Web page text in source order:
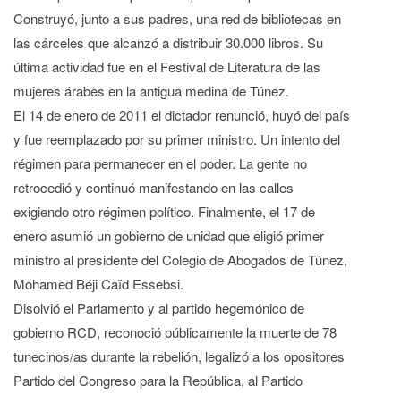
Construyó, junto a sus padres, una red de bibliotecas en
las cárceles que alcanzó a distribuir 30.000 libros. Su
última actividad fue en el Festival de Literatura de las
mujeres árabes en la antigua medina de Túnez.
El 14 de enero de 2011 el dictador renunció, huyó del país
y fue reemplazado por su primer ministro. Un intento del
régimen para permanecer en el poder. La gente no
retrocedió y continuó manifestando en las calles
exigiendo otro régimen político. Finalmente, el 17 de
enero asumió un gobierno de unidad que eligió primer
ministro al presidente del Colegio de Abogados de Túnez,
Mohamed Béji Caïd Essebsi.
Disolvió el Parlamento y al partido hegemónico de
gobierno RCD, reconoció públicamente la muerte de 78
tunecinos/as durante la rebelión, legalizó a los opositores
Partido del Congreso para la República, al Partido